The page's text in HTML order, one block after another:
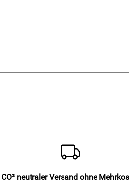
CO² neutraler Versand ohne